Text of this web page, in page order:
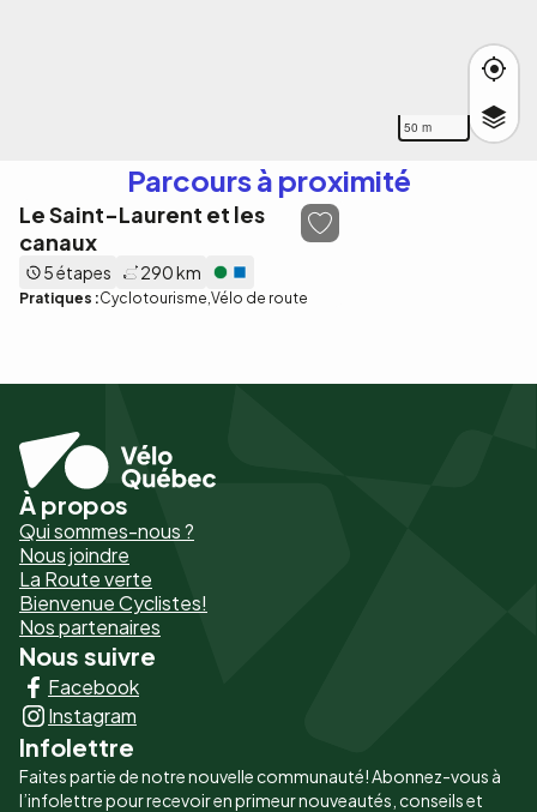
50 m
Parcours à proximité
Le Saint-Laurent et les
canaux
5 étapes 290 km
Pratiques :Cyclotourisme Vélo de route
Pied
de
page
-
Liens
principaux
À propos
Qui sommes-nous ?
Nous joindre
La Route verte
Bienvenue Cyclistes!
Nos partenaires
Nous suivre
Facebook
Instagram
Infolettre
Faites partie de notre nouvelle communauté! Abonnez-vous à
l’infolettre pour recevoir en primeur nouveautés, conseils et